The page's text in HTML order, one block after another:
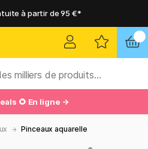
à partir de 95 €*
ou point relais
à partir de 95 €*
ou point relais
🌻 En ligne →
Pinceaux aquarelle